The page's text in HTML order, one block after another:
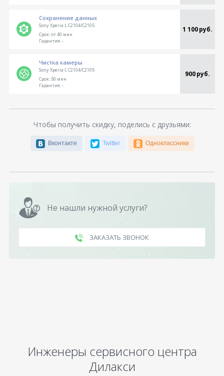
Сохранение данных
Sony Xperia L C2104/C2105 1 100 руб.
Срок:от 40 мин
Гарантия:-
Чистка камеры
Sony Xperia L C2104/C2105 900 руб.
Срок:50 мин
Гарантия:-
Чтобы получить скидку, поделись с друзьями:
Вконтакте Twitter Одноклассники
Не нашли нужной услуги?
ЗАКАЗАТЬ ЗВОНОК
Инженеры сервисного центра
Дилакси